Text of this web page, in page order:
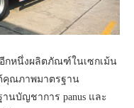
อีกหนึ่งผลิตภัณฑ์ในเซกเม้น
คุณภาพมาตรฐาน
านบัญชาการ panus และ